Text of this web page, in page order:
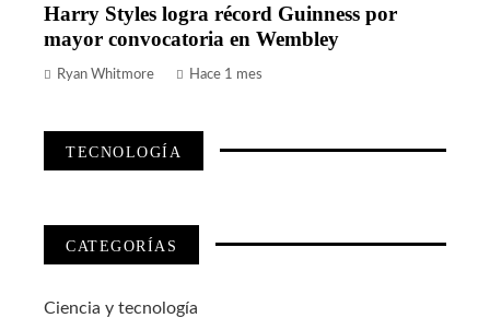
Harry Styles logra récord Guinness por
mayor convocatoria en Wembley
Ryan Whitmore Hace 1 mes
TECNOLOGÍA
CATEGORÍAS
Ciencia y tecnología